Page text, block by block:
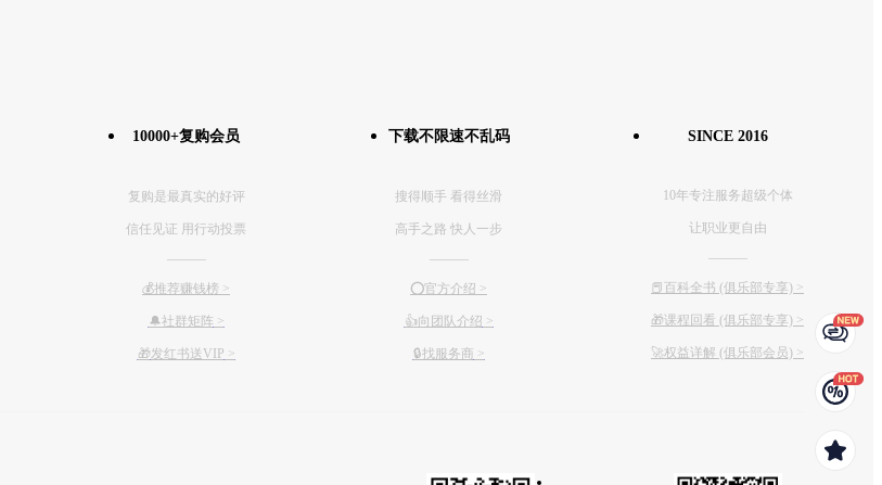
10000+复购会员
复购是最真实的好评
信任见证 用行动投票
———
💰推荐赚钱榜 >
🔔社群矩阵>
🎁发红书送VIP >
下载不限速不乱码
搜得顺手 看得丝滑
高手之路 快人一步
———
⭕️官方介绍 >
👍向团队介绍 >
🔒找服务商 >
SINCE 2016
10年专注服务超级个体
让职业更自由
———
📕百科全书 (俱乐部专享) >
🎁课程回看 (俱乐部专享) >
🚀权益详解 (俱乐部会员) >